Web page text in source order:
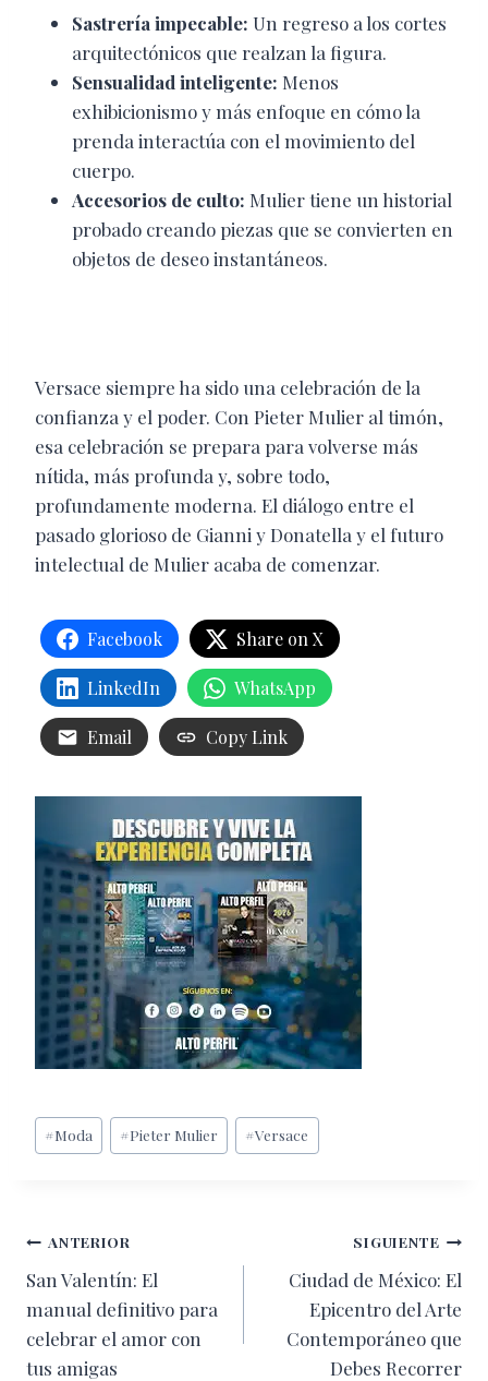
Sastrería impecable: Un regreso a los cortes
arquitectónicos que realzan la figura.
Sensualidad inteligente: Menos
exhibicionismo y más enfoque en cómo la
prenda interactúa con el movimiento del
cuerpo.
Accesorios de culto: Mulier tiene un historial
probado creando piezas que se convierten en
objetos de deseo instantáneos.
Versace siempre ha sido una celebración de la
confianza y el poder. Con Pieter Mulier al timón,
esa celebración se prepara para volverse más
nítida, más profunda y, sobre todo,
profundamente moderna. El diálogo entre el
pasado glorioso de Gianni y Donatella y el futuro
intelectual de Mulier acaba de comenzar.
Facebook Share on X
LinkedIn WhatsApp
Email Copy Link
Etiquetas
de
#Moda #Pieter Mulier #Versace
Navegación
de
entradas
ANTERIOR
San Valentín: El
manual definitivo para
celebrar el amor con
tus amigas
SIGUIENTE
Ciudad de México: El
Epicentro del Arte
Contemporáneo que
Debes Recorrer